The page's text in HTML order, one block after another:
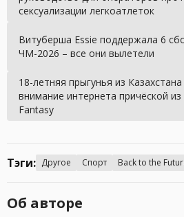
сексуализации легкоатлеток
Витуберша Essie поддержала 6
ЧМ-2026 – все они вылетели
18-летняя прыгунья из
внимание интернета причёской из
Fantasy
Тэги: Другое Спорт Back to the
Об авторе